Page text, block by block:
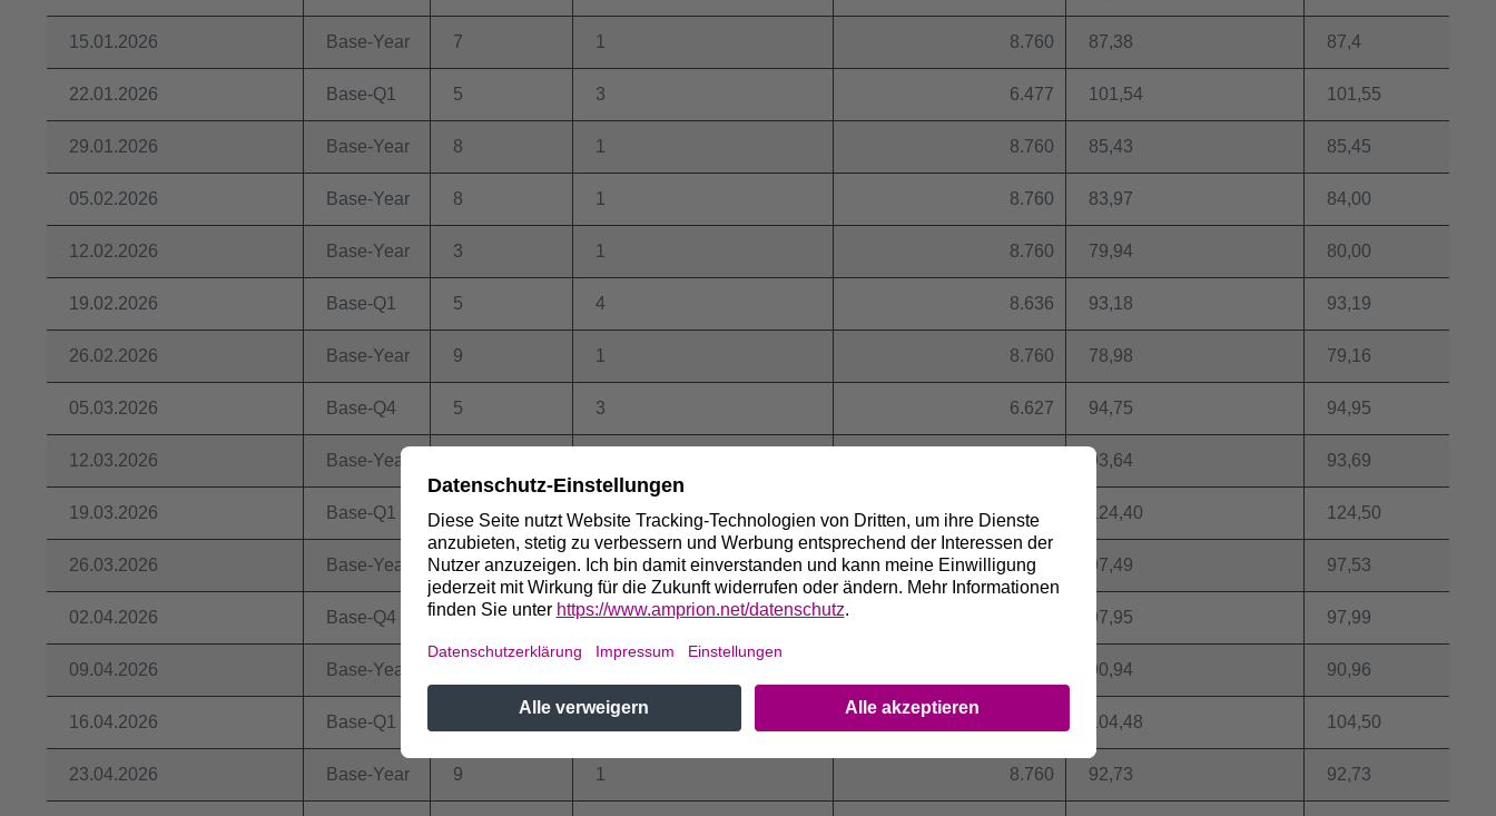
15.01.2026 Base-Year 7 1 8.760 87,38 87,4
22.01.2026 Base-Q1 5 3 6.477 101,54 101,55
29.01.2026 Base-Year 8 1 8.760 85,43 85,45
05.02.2026 Base-Year 8 1 8.760 83,97 84,00
12.02.2026 Base-Year 3 1 8.760 79,94 80,00
19.02.2026 Base-Q1 5 4 8.636 93,18 93,19
26.02.2026 Base-Year 9 1 8.760 78,98 79,16
05.03.2026 Base-Q4 5 3 6.627 94,75 94,95
12.03.2026 Base-Year 93,64 93,69
19.03.2026 Base-Q1 5 4 8.636 124,40 124,50
26.03.2026 Base-Year 9 1 8.760 97,49 97,53
02.04.2026 Base-Q4 5 3 97,95 97,99
09.04.2026 Base-Year 90,94 90,96
16.04.2026 Base-Q1 104,48 104,50
23.04.2026 Base-Year 9 1 8.760 92,73 92,73